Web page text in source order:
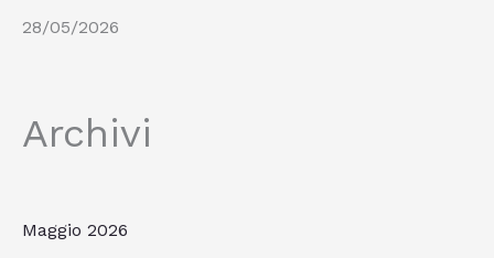
28/05/2026
Archivi
Maggio 2026